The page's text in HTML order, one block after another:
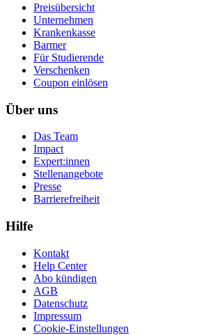
Preisübersicht
Unternehmen
Krankenkasse
Barmer
Für Studierende
Ver­schen­ken
Coupon einlösen
Über uns
Das Team
Impact
Expert:innen
Stellenangebote
Presse
Barrierefreiheit
Hilfe
Kontakt
Help Center
Abo kündigen
AGB
Datenschutz
Impressum
Cookie-Einstellungen